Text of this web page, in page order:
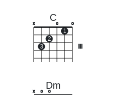
C
x
3
2
o
1
o
Dm
x o o